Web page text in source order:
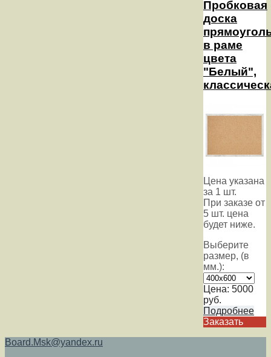
Пробковая
доска
в раме
цвета
"Белый",
Цена указана
за 1 шт.
При заказе от
5 шт. цена
будет ниже.
Выберите
размер, (в
мм.):
Цена: 5000
руб.
Подробнее
Заказать
Board.Msk@yandex.ru